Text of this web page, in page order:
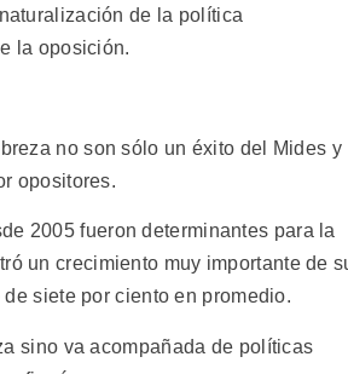
de la política
la oposición.
no son sólo un éxito del Mides y
opositores.
2005 fueron determinantes para la
un crecimiento muy importante de
siete por ciento en promedio.
sino va acompañada de políticas